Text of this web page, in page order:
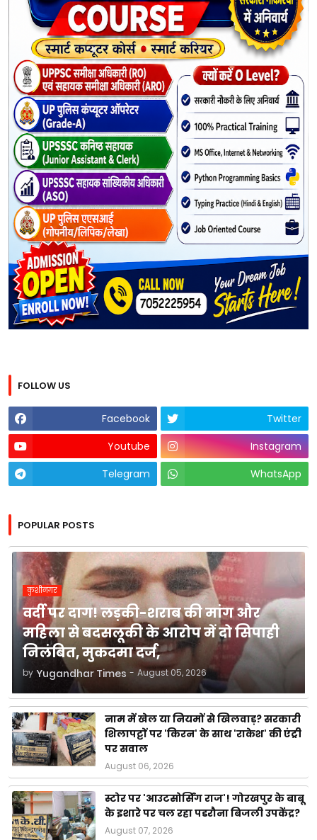
FOLLOW US
Facebook
Twitter
Youtube
Instagram
Telegram
WhatsApp
POPULAR POSTS
कुशीनगर
वर्दी पर दाग! लड़की-शराब की मांग और
महिला से बदसलूकी के आरोप में दो सिपाही
निलंबित, मुकदमा दर्ज,
by Yugandhar Times - August 05, 2026
नाम में खेल या नियमों से खिलवाड़? सरकारी
शिलापट्टों पर 'किरन' के साथ 'राकेश' की एंट्री
पर सवाल
August 06, 2026
स्टोर पर 'आउटसोर्सिंग राज'! गोरखपुर के बाबू
के इशारे पर चल रहा पडरौना बिजली उपकेंद्र?
August 07, 2026